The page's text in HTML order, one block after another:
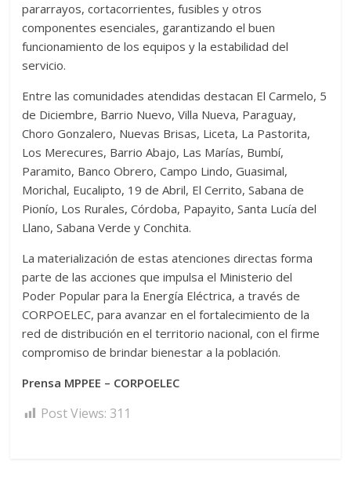
pararrayos, cortacorrientes, fusibles y otros
componentes esenciales, garantizando el buen
funcionamiento de los equipos y la estabilidad del
servicio.
Entre las comunidades atendidas destacan El Carmelo, 5
de Diciembre, Barrio Nuevo, Villa Nueva, Paraguay,
Choro Gonzalero, Nuevas Brisas, Liceta, La Pastorita,
Los Merecures, Barrio Abajo, Las Marías, Bumbí,
Paramito, Banco Obrero, Campo Lindo, Guasimal,
Morichal, Eucalipto, 19 de Abril, El Cerrito, Sabana de
Pionío, Los Rurales, Córdoba, Papayito, Santa Lucía del
Llano, Sabana Verde y Conchita.
La materialización de estas atenciones directas forma
parte de las acciones que impulsa el Ministerio del
Poder Popular para la Energía Eléctrica, a través de
CORPOELEC, para avanzar en el fortalecimiento de la
red de distribución en el territorio nacional, con el firme
compromiso de brindar bienestar a la población.
Prensa MPPEE – CORPOELEC
Post Views: 311